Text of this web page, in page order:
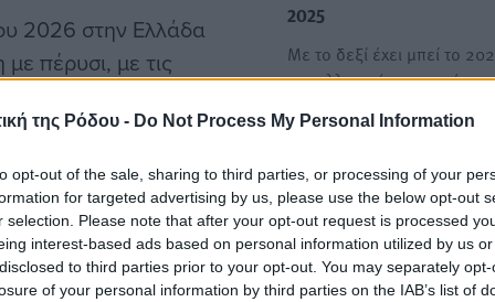
της Ρόδου - Do Not Process My Personal Information
opt-out of the sale, sharing to third parties, or processing of your
for targeted advertising by us, please use the below opt-out
selection. Please note that after your opt-out request is processed
interest-based ads based on personal information utilized by us
to third parties prior to your opt-out. You may separately
of your personal information by third parties on the IAB’s list of
2026 στην Ελλάδα
πέρυσι, με τις
εκατομμύρια
στους βασικούς
εμφανίζει αύξηση
παραμένει και η εικόνα
επιβεβαιώνει ότι η
χρονικά.
2025
Με το δεξί έχει μπεί το
τον ελληνικό τουρισμό,
προκρατήσεων για το
πρωταγωνίστρια την
Ρεκόρ προκρατήσεων των
Σουηδών για τη σεζόν του
με μεγάλη νικήτρια…